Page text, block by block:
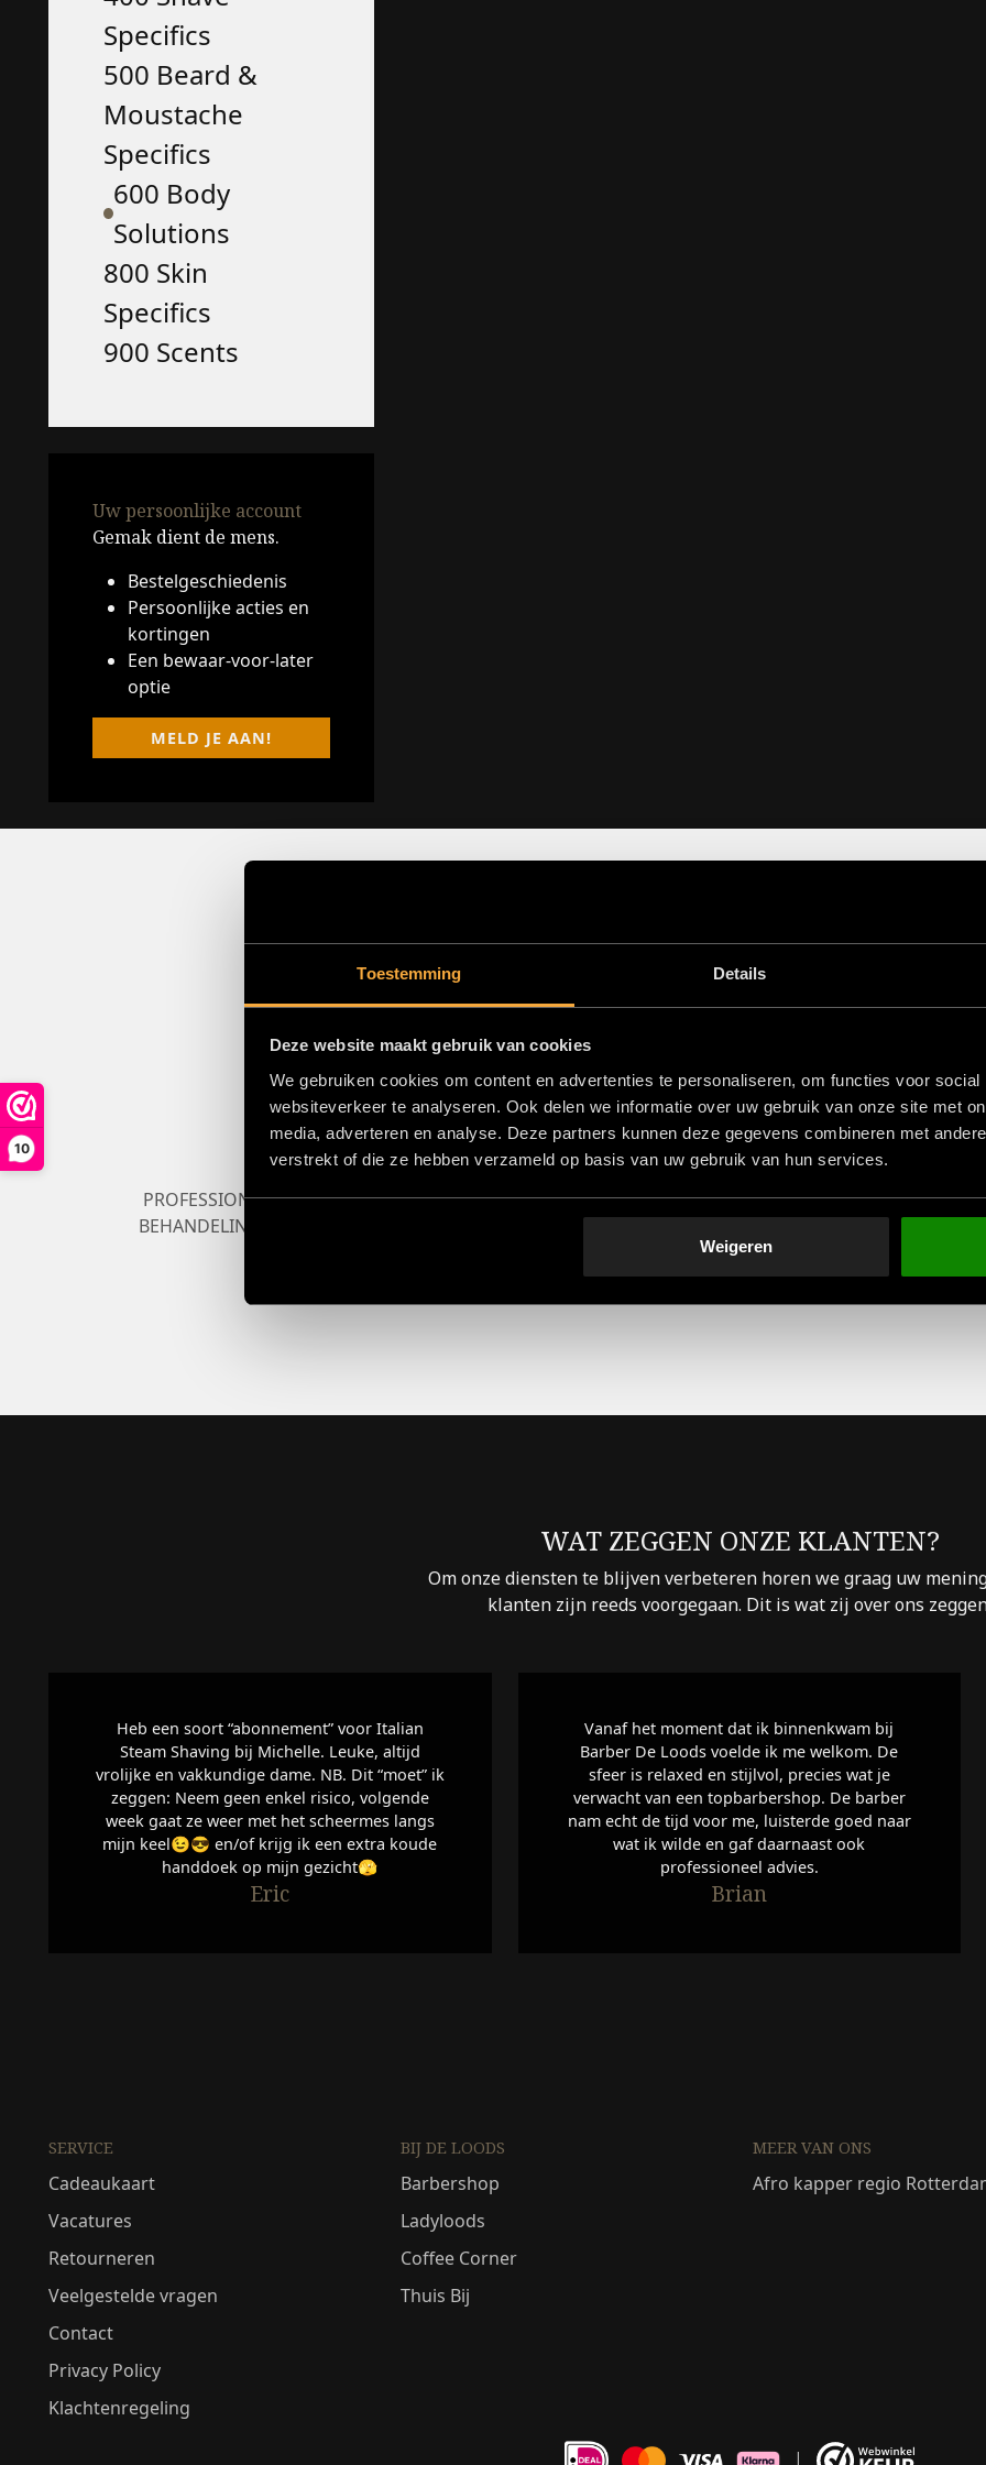
Toestemming Details
Deze website maakt gebruik van cookies
We gebruiken cookies om content en advertenties te personaliseren, om functies voor
websiteverkeer te analyseren. Ook delen we informatie over uw gebruik van onze site met
media, adverteren en analyse. Deze partners kunnen deze gegevens combineren met
verstrekt of die ze hebben verzameld op basis van uw gebruik van hun services.
Weigeren
10
Specifics
500 Beard &
Moustache
Specifics
600 Body
Solutions
800 Skin
Specifics
900 Scents
Uw persoonlijke account
Gemak dient de mens.
Bestelgeschiedenis
Persoonlijke acties en
kortingen
Een bewaar-voor-later
optie
MELD JE AAN!
ONZE PRODUCTEN
PROFESSIONELE
BEHANDELINGEN
EIGENTIJDS &
KLANTGERICHT
WAT ZEGGEN ONZE KLANTEN?
Om onze diensten te blijven verbeteren horen we graag uw
klanten zijn reeds voorgegaan. Dit is wat zij over ons
Heb een soort “abonnement” voor Italian
Steam Shaving bij Michelle. Leuke, altijd
vrolijke en vakkundige dame. NB. Dit “moet” ik
zeggen: Neem geen enkel risico, volgende
week gaat ze weer met het scheermes langs
mijn keel😉😎 en/of krijg ik een extra koude
handdoek op mijn gezicht🫣
Eric
Vanaf het moment dat ik binnenkwam bij
Barber De Loods voelde ik me welkom. De
sfeer is relaxed en stijlvol, precies wat je
verwacht van een topbarbershop. De barber
nam echt de tijd voor me, luisterde goed naar
wat ik wilde en gaf daarnaast ook
professioneel advies.
Brian
SERVICE
Cadeaukaart
Vacatures
Retourneren
Veelgestelde vragen
Contact
Privacy Policy
Klachtenregeling
BIJ DE LOODS
Barbershop
Ladyloods
Coffee Corner
Thuis Bij
MEER VAN ONS
Afro kapper regio
|